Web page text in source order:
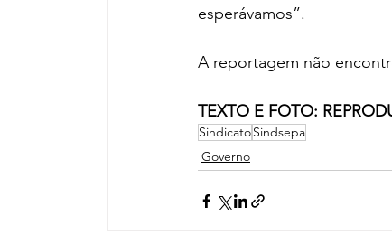
esperávamos”.
A reportagem não
TEXTO E FOTO:
SindicatoSindsepa
Governo